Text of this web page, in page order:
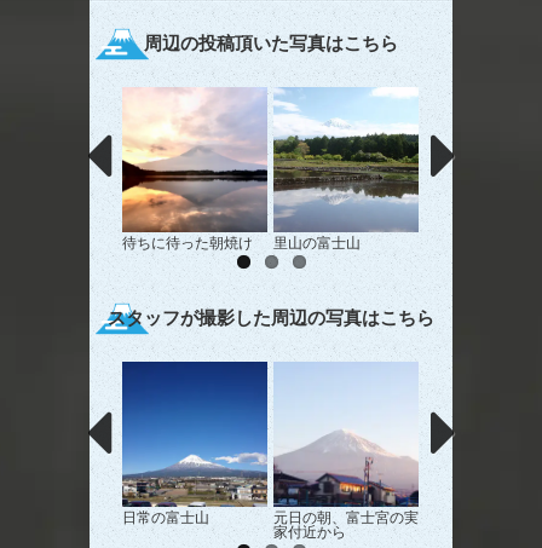
周辺の投稿頂いた写真はこちら
待ちに待った朝焼け 里山の富士山
スタッフが撮影した周辺の写真はこちら
日常の富士山
元日の朝、富士宮の実
家付近から